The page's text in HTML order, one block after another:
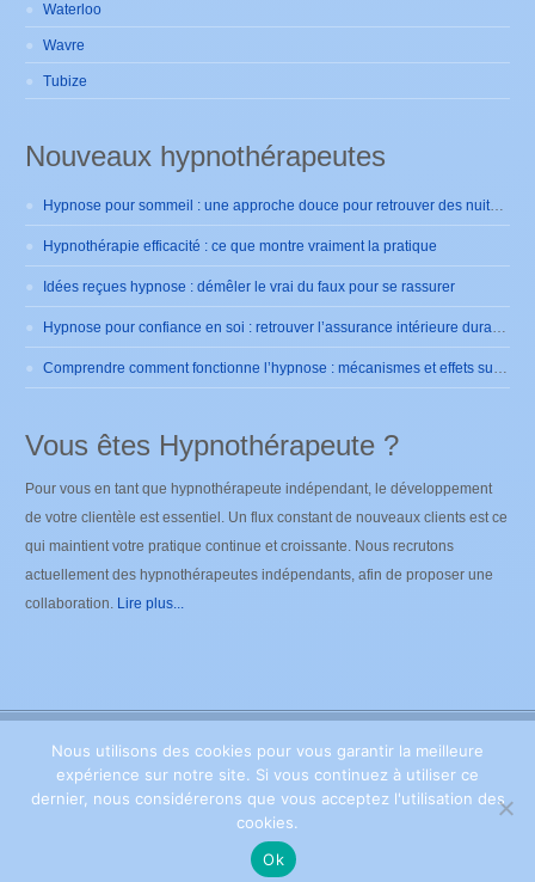
Waterloo
Wavre
Tubize
Nouveaux hypnothérapeutes
Hypnose pour sommeil : une approche douce pour retrouver des nuits sereines
Hypnothérapie efficacité : ce que montre vraiment la pratique
Idées reçues hypnose : démêler le vrai du faux pour se rassurer
Hypnose pour confiance en soi : retrouver l’assurance intérieure durablement
Comprendre comment fonctionne l’hypnose : mécanismes et effets sur le cerveau
Vous êtes Hypnothérapeute ?
Pour vous en tant que hypnothérapeute indépendant, le développement
de votre clientèle est essentiel. Un flux constant de nouveaux clients est ce
qui maintient votre pratique continue et croissante. Nous recrutons
actuellement des hypnothérapeutes indépendants, afin de proposer une
collaboration. Lire plus...
Copyright ©2026Hypnose Brabant Wallon. Tous droits
réservés. Powered by Privium – Des services qui soutiennent vos soins.
Pour psychologues, psychotherapeutes et hypnotherapeutes.Privium –
Des services qui soutiennent vos soins. Pour psychologues,
psychotherapeutes et hypnotherapeutes.
RGPD - Politique de Protection de la Vie Privée
Nous utilisons des cookies pour vous garantir la meilleure
expérience sur notre site. Si vous continuez à utiliser ce
dernier, nous considérerons que vous acceptez l'utilisation des
cookies.
Ok